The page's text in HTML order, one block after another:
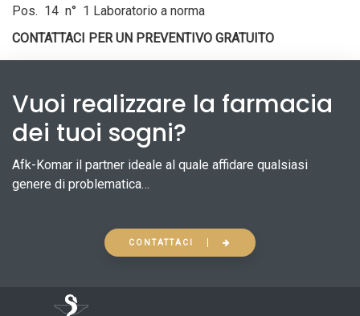
Pos. 14 n° 1 Laboratorio a norma
CONTATTACI PER UN PREVENTIVO GRATUITO
Vuoi realizzare la farmacia
dei tuoi sogni?
Afk-Komar il partner ideale al quale affidare qualsiasi
genere di problematica…
CONTATTACI